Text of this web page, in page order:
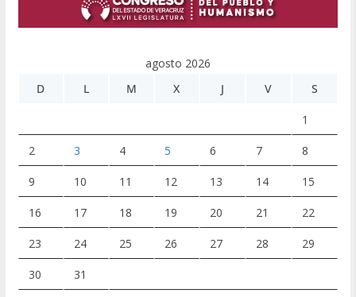
agosto 2026
D
L M X J V S
1
2 3 4 5 6 7 8
9 10 11 12 13 14 15
16 17 18 19 20 21 22
23 24 25 26 27 28 29
30 31